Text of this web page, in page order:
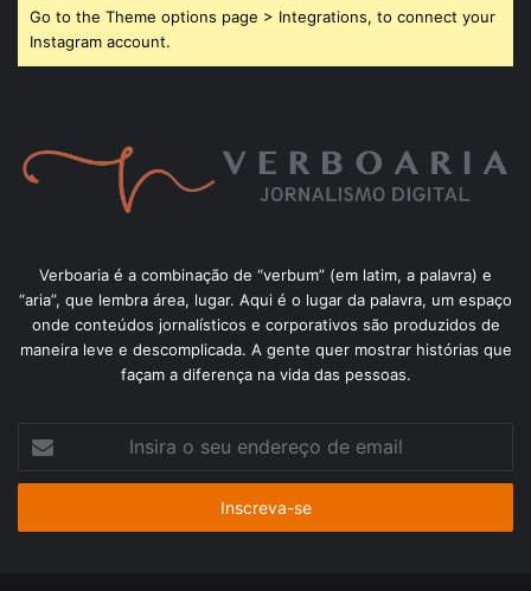
Go to the Theme options page > Integrations, to connect your
Instagram account.
Verboaria é a combinação de “verbum” (em latim, a palavra) e
“aria”, que lembra área, lugar. Aqui é o lugar da palavra, um espaço
onde conteúdos jornalísticos e corporativos são produzidos de
maneira leve e descomplicada. A gente quer mostrar histórias que
façam a diferença na vida das pessoas.
seu
de